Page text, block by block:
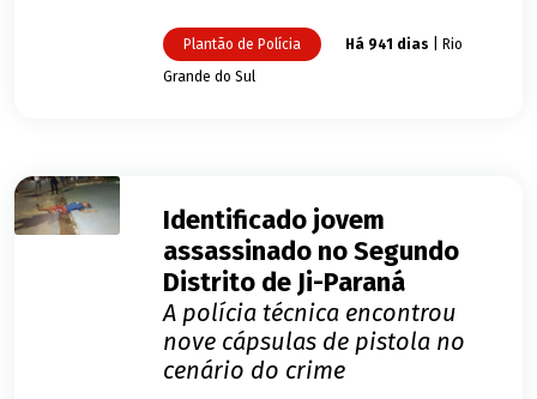
Plantão de Polícia Há 941 dias | Rio
Grande do Sul
Identificado jovem
assassinado no Segundo
Distrito de Ji-Paraná
A polícia técnica encontrou
nove cápsulas de pistola no
cenário do crime